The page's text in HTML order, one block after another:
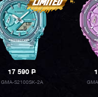
17 590P
GMA-S2100SK-2A